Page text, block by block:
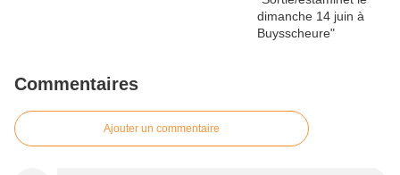
Commentaires
Ajouter un commentaire